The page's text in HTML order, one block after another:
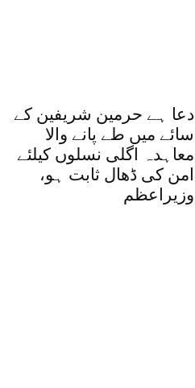
دعا ہے حرمین شریفین کے
سائے میں طے پانے والا
معاہدہ اگلی نسلوں کیلئے
امن کی ڈھال ثابت ہو،
وزیراعظم